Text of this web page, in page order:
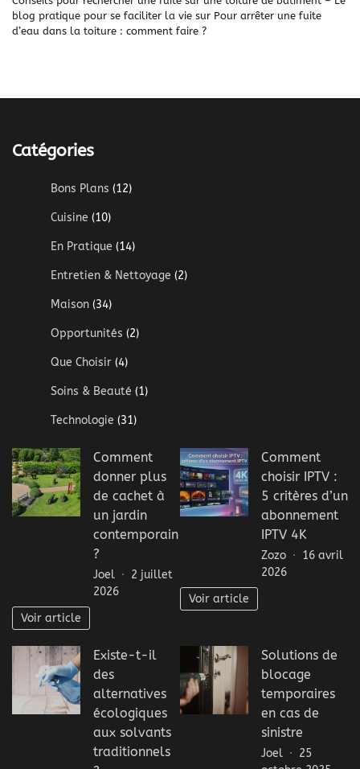
blog pratique pour se faciliter la vie sur Pour arrêter une fuite
d’eau dans la toiture : comment faire ?
Catégories
Bons Plans (12)
Cuisine (10)
En Pratique (14)
Entretien & Nettoyage (2)
Maison (34)
Opportunités (2)
Que Choisir (4)
Soins & Beauté (1)
Technologie (31)
Comment
donner plus
de cachet à
un jardin
contemporain
?
Joel
2 juillet
2026
Voir article
Comment
choisir IPTV :
5 critères d’un
abonnement
IPTV 4K
Zozo
16 avril
2026
Voir article
Existe-t-il
des
alternatives
écologiques
aux solvants
traditionnels
Solutions de
blocage
temporaires
en cas de
sinistre
Joel
25